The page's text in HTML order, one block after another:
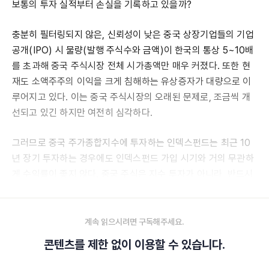
보통의 투자 실적부터 손실을 기록하고 있을까?
충분히 필터링되지 않은, 신뢰성이 낮은 중국 상장기업들의 기업
공개(IPO) 시 물량(발행 주식수와 금액)이 한국의 통상 5~10배
를 초과해 중국 주식시장 전체 시가총액만 매우 커졌다. 또한 현
재도 소액주주의 이익을 크게 침해하는 유상증자가 대량으로 이
루어지고 있다. 이는 중국 주식시장의 오래된 문제로, 조금씩 개
선되고 있긴 하지만 여전히 심각하다.
그러므로 중국 주가종합지수에 투자하는 인덱스펀드는 최근 10
년 장기 투자하는 경우에도 인덱스펀드 가입 시기와 거의 무관하
계속 읽으시려면 구독해주세요.
콘텐츠를 제한 없이 이용할 수 있습니다.